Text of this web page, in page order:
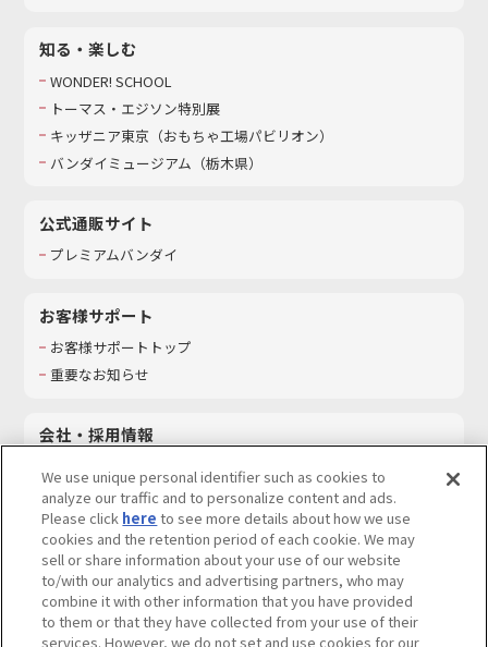
知る・楽しむ
WONDER! SCHOOL
トーマス・エジソン特別展
キッザニア東京（おもちゃ工場パビリオン）​
バンダイミュージアム（栃木県）
公式通販サイト
プレミアムバンダイ
お客様サポート
お客様サポートトップ
重要なお知らせ
会社・採用情報
採用情報
サステナビリティ
お問い合わせ
We use unique personal identifier such as cookies to
analyze our traffic and to personalize content and ads.
Please click here to see more details about how we use
cookies and the retention period of each cookie. We may
sell or share information about your use of our website
to/with our analytics and advertising partners, who may
combine it with other information that you have provided
to them or that they have collected from your use of their
services. However, we do not set and use cookies for our